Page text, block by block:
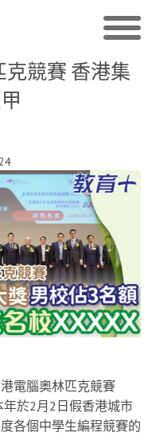
競賽 香港集
電腦奧林匹克競賽
年於2月2日假香港城市
各個中學生編程競賽的